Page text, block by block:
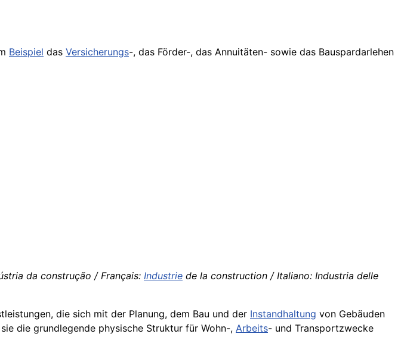
Beispiel das Versicherungs-, das Förder-, das Annuitäten- sowie das Bauspardarlehen
da construção / Français: Industrie de la construction / Italiano: Industria delle
die sich mit der Planung, dem Bau und der Instandhaltung von Gebäuden
die grundlegende physische Struktur für Wohn-, Arbeits- und Transportzwecke